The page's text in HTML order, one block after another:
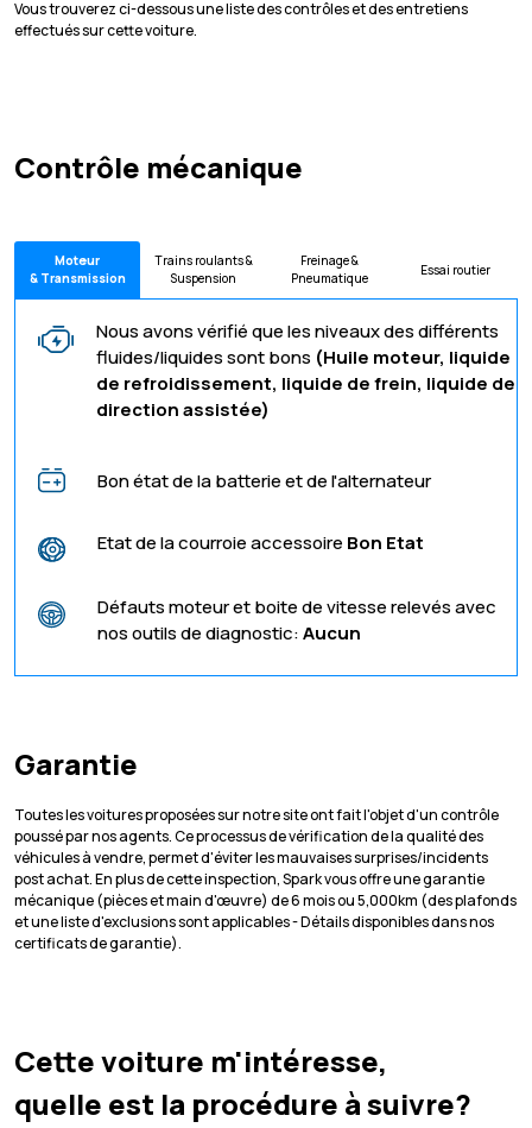
Vous trouverez ci-dessous une liste des contrôles et des entretiens
effectués sur cette voiture.
Contrôle mécanique
Moteur
& Transmission
Trains roulants &
Suspension
Freinage &
Pneumatique
Essai routier
Nous avons vérifié que les niveaux des différents
fluides/liquides sont bons (Huile moteur, liquide
de refroidissement, liquide de frein, liquide de
direction assistée)
Bon état de la batterie et de l'alternateur
Etat de la courroie accessoire Bon Etat
Défauts moteur et boite de vitesse relevés avec
nos outils de diagnostic:Aucun
Garantie
Toutes les voitures proposées sur notre site ont fait l'objet d'un contrôle
poussé par nos agents. Ce processus de vérification de la qualité des
véhicules à vendre, permet d'éviter les mauvaises surprises/incidents
post achat. En plus de cette inspection, Spark vous offre une garantie
mécanique (pièces et main d'œuvre) de 6 mois ou 5,000km (des plafonds
et une liste d'exclusions sont applicables - Détails disponibles dans nos
certificats de garantie).
Cette voiture m'intéresse,
quelle est la procédure à suivre?